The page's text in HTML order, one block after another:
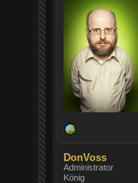
DonVoss
Administrator
König